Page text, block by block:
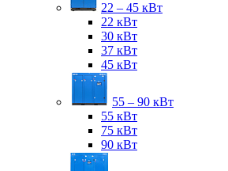
22 – 45 кВт
22 кВт
30 кВт
37 кВт
45 кВт
55 – 90 кВт
55 кВт
75 кВт
90 кВт